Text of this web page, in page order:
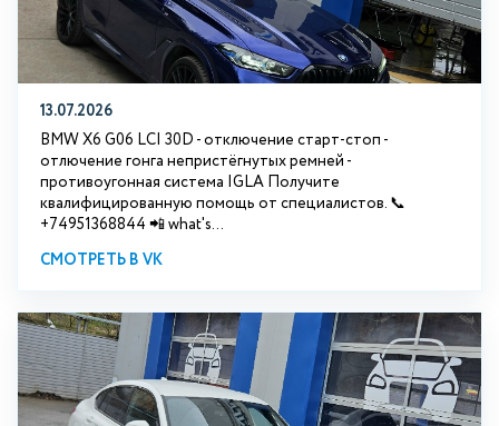
13.07.2026
BMW X6 G06 LCI 30D - отключение старт-стоп -
отлючение гонга непристёгнутых ремней -
противоугонная система IGLA Получите
квалифицированную помощь от специалистов. 📞
+74951368844 📲 what's...
СМОТРЕТЬ В VK